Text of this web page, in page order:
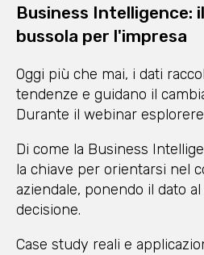
Business Intelligence:
bussola per l'impresa
Oggi più che mai, i dati
tendenze e guidano il
Durante il webinar
Di come la Business
la chiave per orientarsi nel
aziendale, ponendo il dato
decisione.
Case study reali e